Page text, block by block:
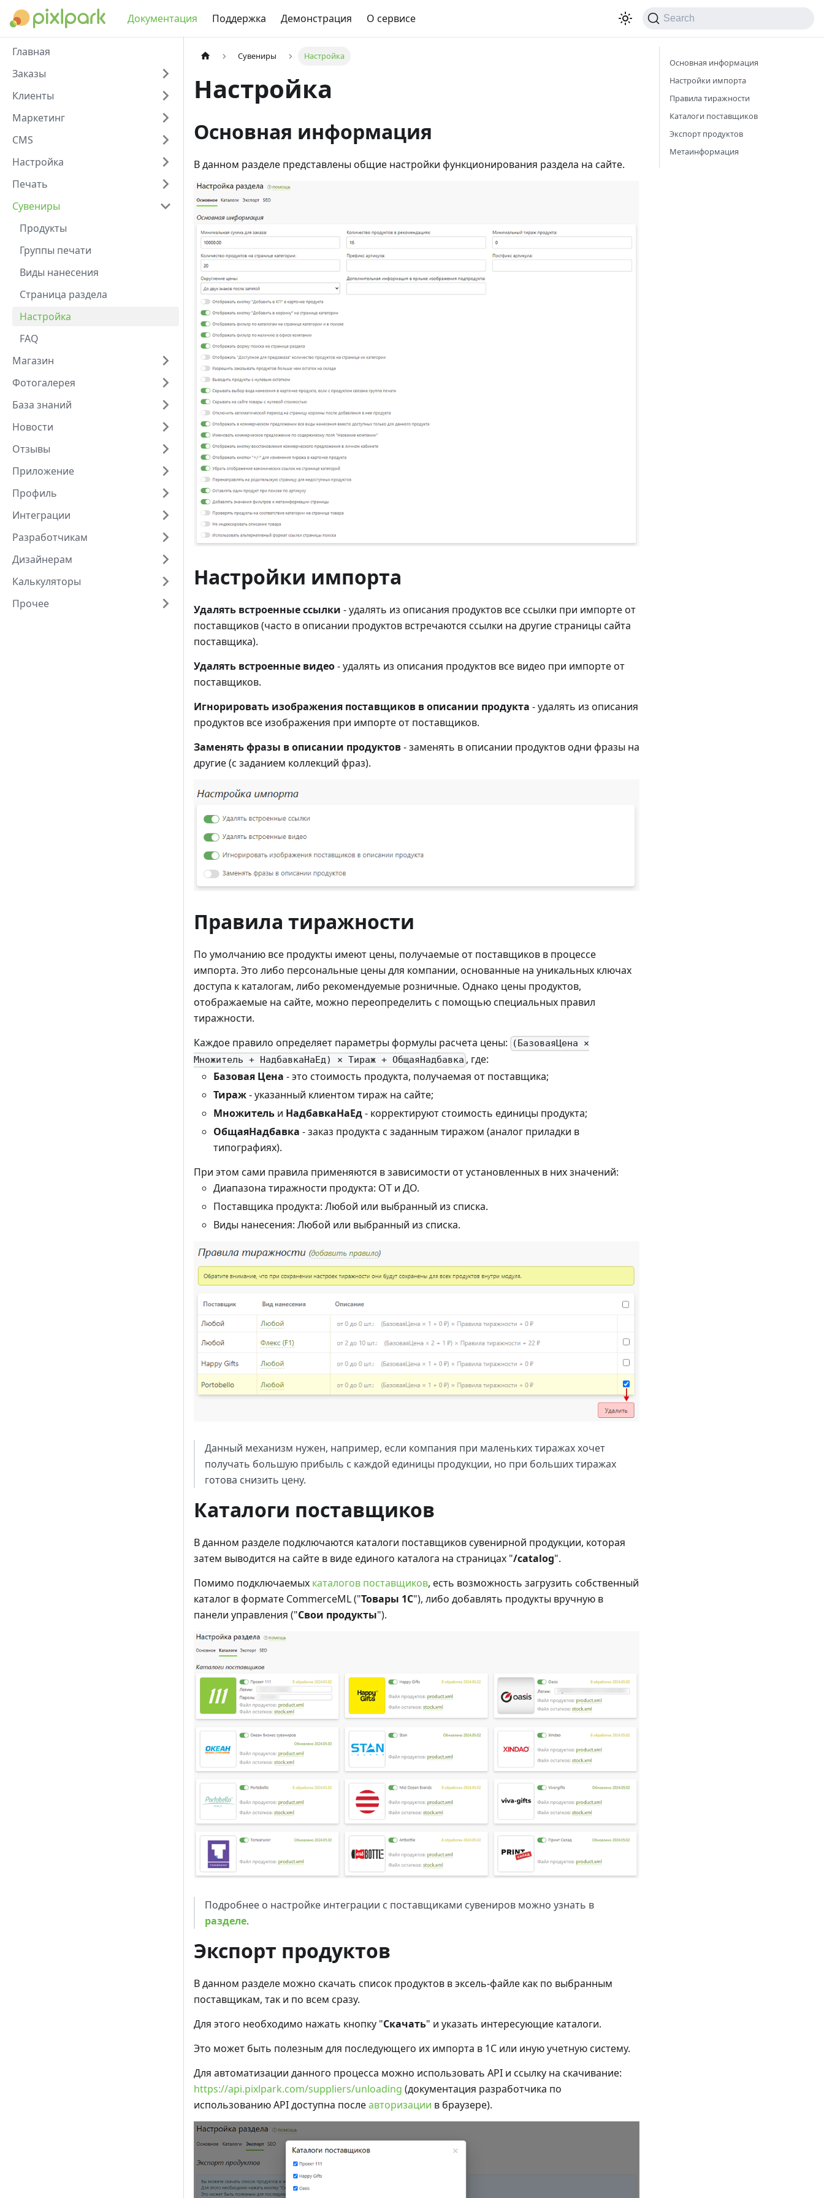
Документация Поддержка Демонстрация О сервисе Search
Главная
Заказы
Клиенты
Маркетинг
CMS
Настройка
Печать
Сувениры
Продукты
Группы печати
Виды нанесения
Страница раздела
Настройка
FAQ
Магазин
Фотогалерея
База знаний
Новости
Отзывы
Приложение
Профиль
Интеграции
Разработчикам
Дизайнерам
Калькуляторы
Прочее
Сувениры Настройка
Настройка
Основная информация
В данном разделе представлены общие настройки функционирования раздела на сайте.
Настройки импорта
Удалять встроенные ссылки - удалять из описания продуктов все ссылки при импорте от
поставщиков (часто в описании продуктов встречаются ссылки на другие страницы сайта
поставщика).
Удалять встроенные видео- удалять из описания продуктов все видео при импорте от
поставщиков.
Игнорировать изображения поставщиков в описании продукта - удалять из описания
продуктов все изображения при импорте от поставщиков.
Заменять фразы в описании продуктов- заменять в описании продуктов одни фразы на
другие (с заданием коллекций фраз).
Правила тиражности
По умолчанию все продукты имеют цены, получаемые от поставщиков в процессе
импорта. Это либо персональные цены для компании, основанные на уникальных ключах
доступа к каталогам, либо рекомендуемые розничные. Однако цены продуктов,
отображаемые на сайте, можно переопределить с помощью специальных правил
тиражности.
Каждое правило определяет параметры формулы расчета цены:
(БазоваяЦена ×
Множитель + НадбавкаНаЕд) × Тираж + ОбщаяНадбавка , где:
Базовая Цена - это стоимость продукта, получаемая от поставщика;
Тираж- указанный клиентом тираж на сайте;
Множитель и НадбавкаНаЕд- корректируют стоимость единицы продукта;
ОбщаяНадбавка - заказ продукта с заданным тиражом (аналог приладки в
типографиях).
При этом сами правила применяются в зависимости от установленных в них значений:
Диапазона тиражности продукта: ОТ и ДО.
Поставщика продукта: Любой или выбранный из списка.
Виды нанесения: Любой или выбранный из списка.
Данный механизм нужен, например, если компания при маленьких тиражах хочет
получать большую прибыль с каждой единицы продукции, но при больших тиражах
готова снизить цену.
Каталоги поставщиков
В данном разделе подключаются каталоги поставщиков сувенирной продукции, которая
затем выводится на сайте в виде единого каталога на страницах "/catalog".
Помимо подключаемых каталогов поставщиков, есть возможность загрузить собственный
каталог в формате CommerceML ("Товары 1С"), либо добавлять продукты вручную в
панели управления ("Свои продукты").
Подробнее о настройке интеграции с поставщиками сувениров можно узнать в
разделе.
Экспорт продуктов
В данном разделе можно скачать список продуктов в эксель-файле как по выбранным
поставщикам, так и по всем сразу.
Для этого необходимо нажать кнопку "Скачать" и указать интересующие каталоги.
Это может быть полезным для последующего их импорта в 1С или иную учетную систему.
Для автоматизации данного процесса можно использовать API и ссылку на скачивание:
https://api.pixlpark.com/suppliers/unloading (документация разработчика по
использованию API доступна послеавторизации в браузере).
Основная информация
Настройки импорта
Правила тиражности
Каталоги поставщиков
Экспорт продуктов
Метаинформация